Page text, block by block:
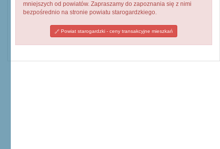
mniejszych od powiatów. Zapraszamy do zapoznania się z nimi
bezpośrednio na stronie powiatu starogardzkiego.
Powiat starogardzki - ceny transakcyjne mieszkań